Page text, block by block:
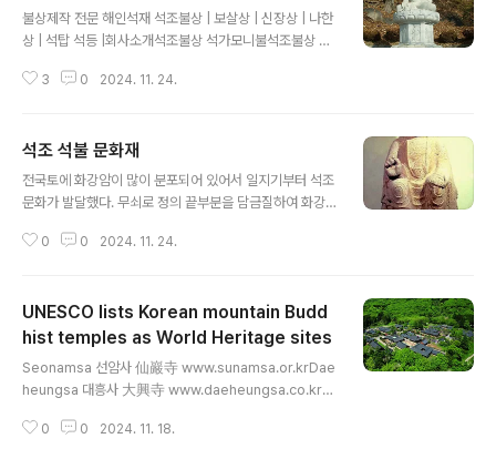
불상제작 전문 해인석재 석조불상 | 보살상 | 신장상 | 나한
상 | 석탑 석등 |회사소개석조불상 석가모니불석조불상 석
수전 우측 편 봉안 좌대포함 3미터아미타불 대구 통천사
석가여래불 백화암봉안경기도 양주군 주내면 유양리 산 4
0번지석가여래불 백화암봉안경기도 양주군 주내면 유양리
산 40번지약사여래불 높이 6척 180cm 표면처리 정잔다
높이 4자 황등석(호수매) 피부 마광처리석조불상 | 보살상
3 0 2024. 11. 24.
석조 석불 문화재
전국토에 화강암이 많이 분포되어 있어서 일지기부터 석조
문화가 발달했다. 무쇠로 정의 끝부분을 담금질하여 화강
서 흐르는 강함 힘을 느낄 수 있다.오늘의 한 사람의 석공으
자 합니다. 여기에 올린 자료는 대부분 문화재 관리국 사이
트에서 참고한 것이며 누락된 부분은 첨가하였고 아직도
완전히 국보나 보물 지방 문화재에 등록된 불상에 대한 정
보가 일부 누락 되어 있거나 미흡한 점이 있습니다.http
s://www.buddhas.kr 석조불상석조불상에 깃든 염원,
천 년을 이어갈 불사(佛事) 독창적 융합이 작품은 단순히
0 0 2024. 11. 24.
UNESCO lists Korean mountain Budd
hist temples as World Heritage sites
Seonamsa 선암사 仙巖寺 www.sunamsa.or.krDae
heungsa 대흥사 大興寺 www.daeheungsa.co.krB
곡사 麻谷寺 www.magoksa.or.krTongdosa 통도사
0 0 2024. 11. 18.